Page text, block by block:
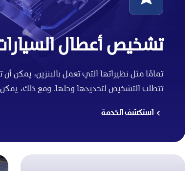
تشخيص أعطال السيارات
تتطلب التشخيص لتحديدها وحلها. ومع ذلك،
استكشف الخدمة